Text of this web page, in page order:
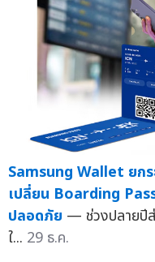
Samsung Wallet ยกร
เปลี่ยน Boarding
ปลอดภัย — ช่วงปลายปี
ใ... 29 ธ.ค.